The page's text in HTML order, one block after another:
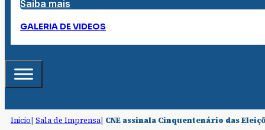
Saiba mais
GALERIA DE VIDEOS
Inicio| Sala de Imprensa| CNE assinala Cinquentenário das